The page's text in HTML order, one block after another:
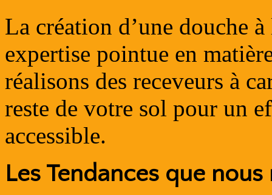
La création d’une douche
expertise pointue en
réalisons des receveurs à
reste de votre sol pour un
accessible.
Les Tendances que